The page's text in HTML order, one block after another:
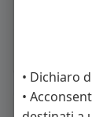
• Dichiaro
•